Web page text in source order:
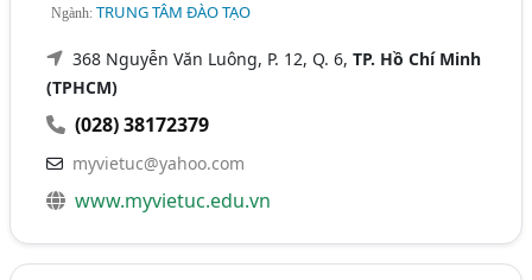
Ngành:TRUNG TÂM ĐÀO TẠO
368 Nguyễn Văn Luông, P. 12, Q. 6,TP. Hồ Chí Minh
(TPHCM)
(028) 38172379
myvietuc@yahoo.com
www.myvietuc.edu.vn